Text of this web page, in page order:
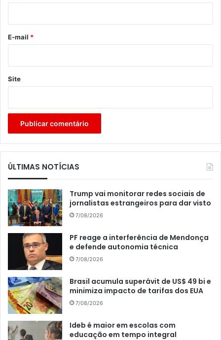
*
E-mail *
Site
ÚLTIMAS NOTÍCIAS
Trump vai monitorar redes sociais de
jornalistas estrangeiros para dar visto
7/08/2026
PF reage a interferência de Mendonça
e defende autonomia técnica
7/08/2026
Brasil acumula superávit de US$ 49 bi e
minimiza impacto de tarifas dos EUA
7/08/2026
Ideb é maior em escolas com
educação em tempo integral